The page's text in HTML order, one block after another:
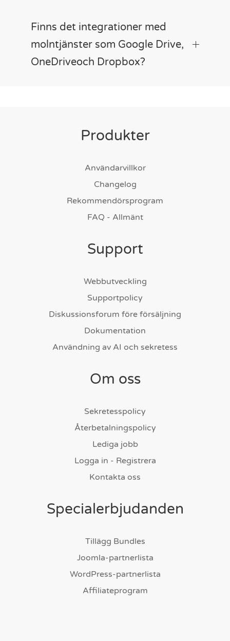
Finns det integrationer med
molntjänster som Google Drive,
OneDriveoch Dropbox?
Produkter
Användarvillkor
Changelog
Rekommendörsprogram
FAQ - Allmänt
Support
Webbutveckling
Supportpolicy
Diskussionsforum före försäljning
Dokumentation
Användning av AI och sekretess
Om oss
Sekretesspolicy
Återbetalningspolicy
Lediga jobb
Logga in - Registrera
Kontakta oss
Specialerbjudanden
Tillägg Bundles
Joomla-partnerlista
WordPress-partnerlista
Affiliateprogram